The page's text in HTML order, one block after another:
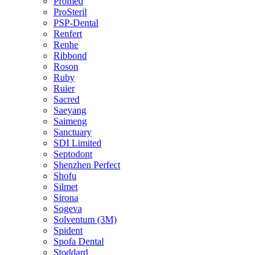
ProSteril
PSP-Dental
Renfert
Renhe
Ribbond
Roson
Ruby
Ruier
Sacred
Saeyang
Saimeng
Sanctuary
SDI Limited
Septodont
Shenzhen Perfect
Shofu
Silmet
Sirona
Sogeva
Solventum (3M)
Spident
Spofa Dental
Stoddard